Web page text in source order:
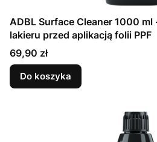
ADBL Surface Cleaner 1000 ml
lakieru przed aplikacją folii PPF
Cena
69,90 zł
Do koszyka